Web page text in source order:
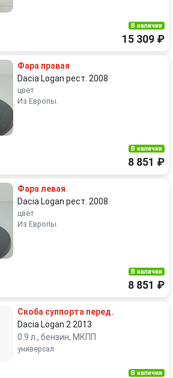
В наличии
15 309 ₽
Фара правая
Dacia Logan рест. 2008
цвет
Из Европы.
В наличии
8 851 ₽
Фара левая
Dacia Logan рест. 2008
цвет
Из Европы.
В наличии
8 851 ₽
Скоба суппорта перед.
Dacia Logan 2 2013
0.9 л., бензин, МКПП
универсал
В наличии